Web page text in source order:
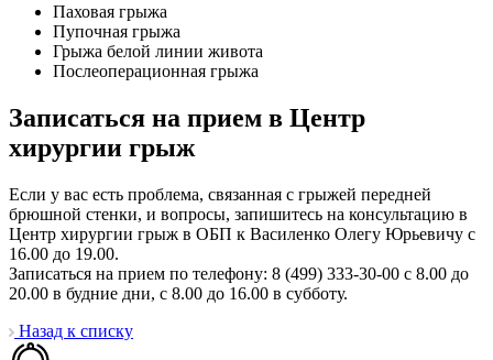
Паховая грыжа
Пупочная грыжа
Грыжа белой линии живота
Послеоперационная грыжа
Записаться на прием в Центр
хирургии грыж
Если у вас есть проблема, связанная с грыжей передней
брюшной стенки, и вопросы, запишитесь на консультацию в
Центр хирургии грыж в ОБП к Василенко Олегу Юрьевичу с
16.00 до 19.00.
Записаться на прием по телефону: 8 (499) 333-30-00 с 8.00 до
20.00 в будние дни, с 8.00 до 16.00 в субботу.
Назад к списку